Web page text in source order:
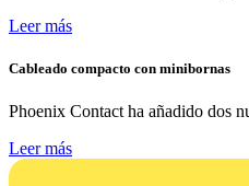
Leer más
Cableado compacto con minibornas
Phoenix Contact ha añadido dos
Leer más